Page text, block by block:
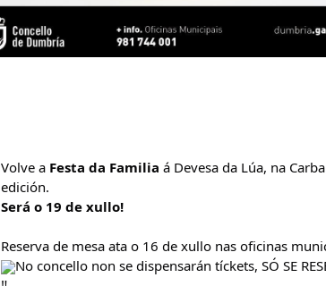
Volve a Festa da Familia á Devesa da Lúa, na
edición.
Será o 19 de xullo!
Reserva de mesa ata o 16 de xullo nas oficinas
No concello non se dispensarán tíckets, SÓ SE